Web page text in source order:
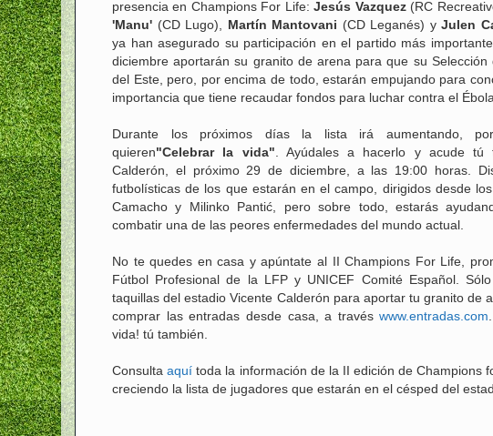
presencia en Champions For Life:Jesús Vazquez(RC
'Manu' (CD Lugo), Martín Mantovani (CD Leganés) yJulen
ya han asegurado su participación en el partido más
diciembre aportarán su granito de arena para que su
del Este, pero, por encima de todo, estarán empujando para
importancia que tiene recaudar fondos para luchar contra el Ébola.
Durante los próximos días la lista irá aumentando,
quieren"Celebrar la vida" . Ayúdales a hacerlo y acude tú
Calderón, el próximo 29 de diciembre, a las 19:00 horas.
futbolísticas de los que estarán en el campo, dirigidos desde
Camacho y Milinko Pantić, pero sobre todo, estarás
combatir una de las peores enfermedades del mundo actual.
No te quedes en casa y apúntate al II Champions For Life,
Fútbol Profesional de la LFP y UNICEF Comité Español.
taquillas del estadio Vicente Calderón para aportar tu granito de
comprar las entradas desde casa, a travéswww.entradas.com
vida! tú también.
Consultaaquí toda la información de la II edición de Champions
creciendo la lista de jugadores que estarán en el césped del